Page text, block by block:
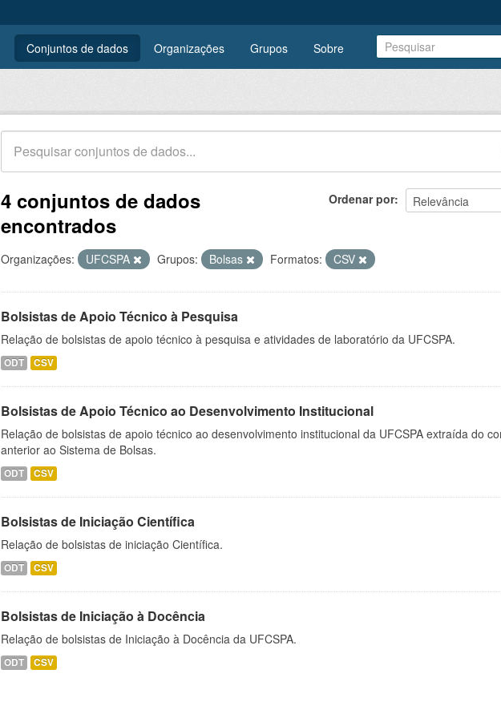
Conjuntos de dados Organizações Grupos Sobre
Ordenar por
4 conjuntos de dados
encontrados
Organizações: UFCSPA Grupos: Bolsas Formatos: CSV
Bolsistas de Apoio Técnico à Pesquisa
Relação de bolsistas de apoio técnico à pesquisa e atividades de laboratório da UFCSPA.
ODT CSV
Bolsistas de Apoio Técnico ao Desenvolvimento Institucional
Relação de bolsistas de apoio técnico ao desenvolvimento institucional da UFCSPA extraída do
anterior ao Sistema de Bolsas.
ODT CSV
Bolsistas de Iniciação Científica
Relação de bolsistas de iniciação Científica.
ODT CSV
Bolsistas de Iniciação à Docência
Relação de bolsistas de Iniciação à Docência da UFCSPA.
ODT CSV